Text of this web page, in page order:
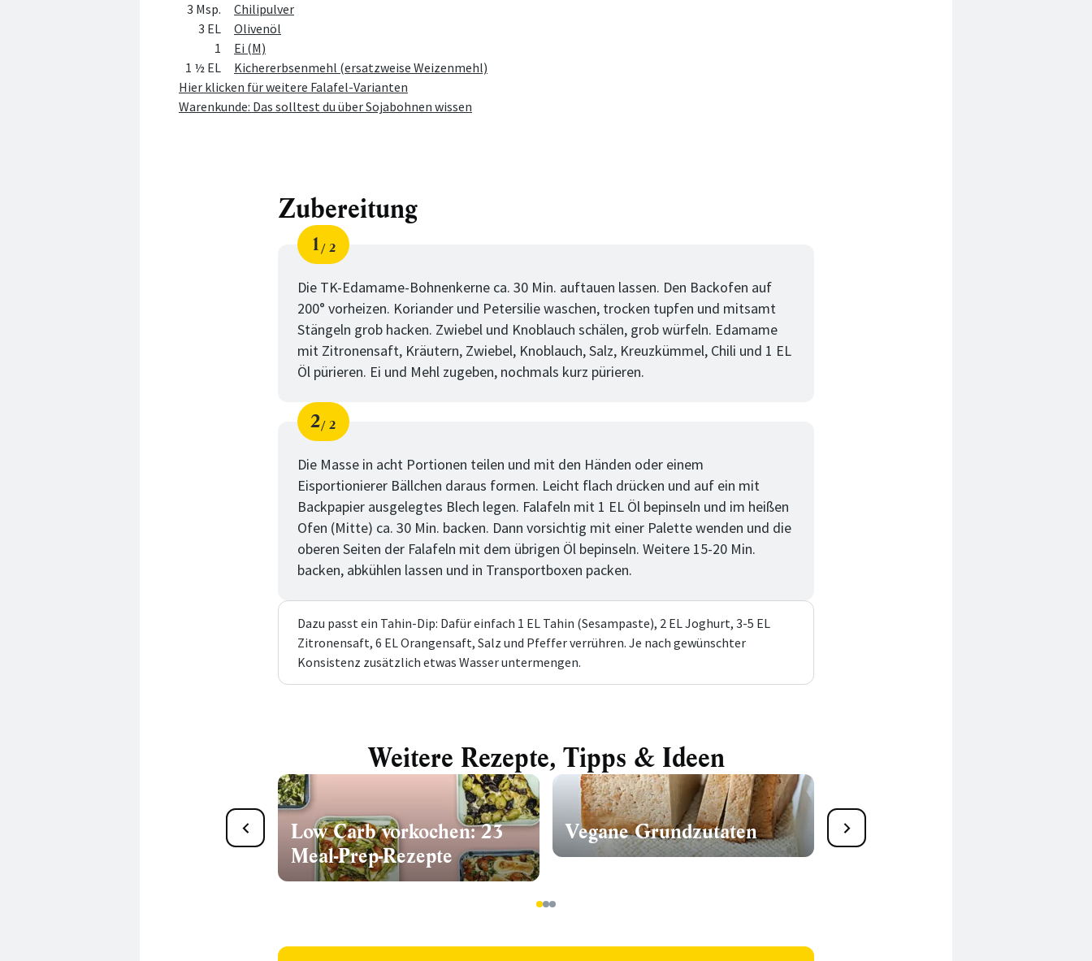
3 Msp.
Chilipulver
3 EL
Olivenöl
1
Ei (M)
1 ½ EL
Kichererbsenmehl (ersatzweise Weizenmehl)
Hier klicken für weitere Falafel-Varianten
Warenkunde: Das solltest du über Sojabohnen wissen
Zubereitung
Schritt
1
von
2
Die TK-Edamame-Bohnenkerne ca. 30 Min. auftauen lassen. Den Backofen auf
200° vorheizen. Koriander und Petersilie waschen, trocken tupfen und mitsamt
Stängeln grob hacken. Zwiebel und Knoblauch schälen, grob würfeln. Edamame
mit Zitronensaft, Kräutern, Zwiebel, Knoblauch, Salz, Kreuzkümmel, Chili und 1 EL
Öl pürieren. Ei und Mehl zugeben, nochmals kurz pürieren.
Schritt
2
von
2
Die Masse in acht Portionen teilen und mit den Händen oder einem
Eisportionierer Bällchen daraus formen. Leicht flach drücken und auf ein mit
Backpapier ausgelegtes Blech legen. Falafeln mit 1 EL Öl bepinseln und im heißen
Ofen (Mitte) ca. 30 Min. backen. Dann vorsichtig mit einer Palette wenden und die
oberen Seiten der Falafeln mit dem übrigen Öl bepinseln. Weitere 15-20 Min.
backen, abkühlen lassen und in Transportboxen packen.
Dazu passt ein Tahin-Dip: Dafür einfach 1 EL Tahin (Sesampaste), 2 EL Joghurt, 3-5 EL
Zitronensaft, 6 EL Orangensaft, Salz und Pfeffer verrühren. Je nach gewünschter
Konsistenz zusätzlich etwas Wasser untermengen.
Weitere Rezepte, Tipps & Ideen
Low Carb vorkochen: 23
Meal-Prep-Rezepte
Vegane Grundzutaten Low Carb
123